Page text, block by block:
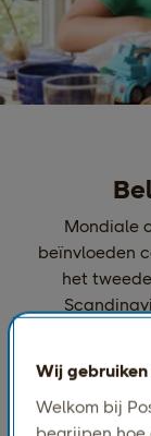
Mondiale
beïnvloeden
het
Wij gebruiken
Welkom bij